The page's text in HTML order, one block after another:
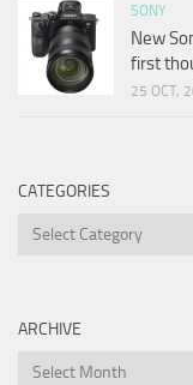
SONY
New
first
25 OCT,
CATEGORIES
Categories
ARCHIVE
Archive